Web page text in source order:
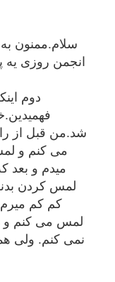
سلام.ممنون
انجمن روزی
دوم
شد.من قبل از
می کنم و
میدم و بعد
لمس کردن
کم کم میرم
لمس می کنم و
نمی کنم. ولی